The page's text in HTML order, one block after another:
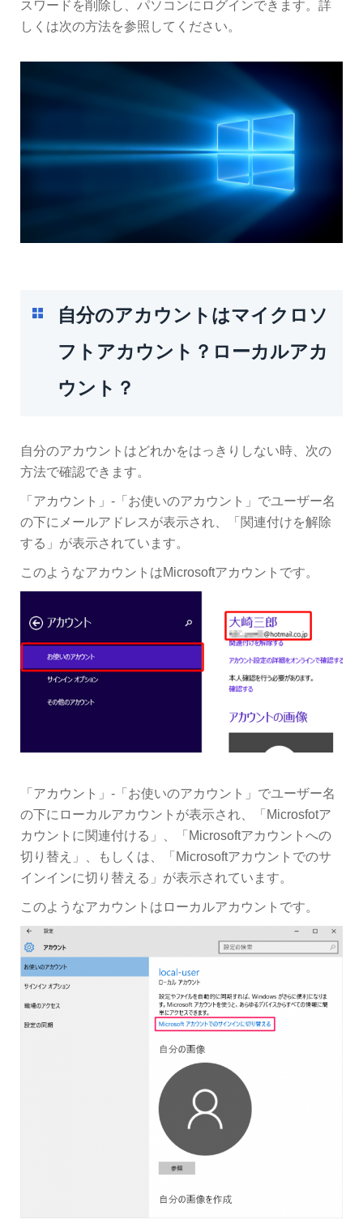
スワードを削除し、パソコンにログインできます。詳
しくは次の方法を参照してください。
自分のアカウントはマイクロソ
フトアカウント？ローカルアカ
ウント？
自分のアカウントはどれかをはっきりしない時、次の
方法で確認できます。
「アカウント」-「お使いのアカウント」でユーザー名
の下にメールアドレスが表示され、「関連付けを解除
する」が表示されています。
このようなアカウントはMicrosoftアカウントです。
「アカウント」-「お使いのアカウント」でユーザー名
の下にローカルアカウントが表示され、「Microsfotア
カウントに関連付ける」、「Microsoftアカウントへの
切り替え」、もしくは、「Microsoftアカウントでのサ
インインに切り替える」が表示されています。
このようなアカウントはローカルアカウントです。